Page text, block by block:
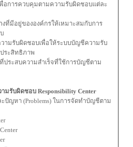
พื่อการควบคุมตามความรับผิดชอบแต่ละ
งที่มีอยู่ขององค์กรให้เหมาะสมกับการ
ามรับผิดชอบเพื่อให้ระบบบัญชีความรับ
ระสิทธิภาพ
ระสบความสำเร็จที่ใช้การบัญชีตาม
รับผิดชอบ Responsibility Center
ะปัญหา (Problems) ในการจัดทำบัญชีตาม